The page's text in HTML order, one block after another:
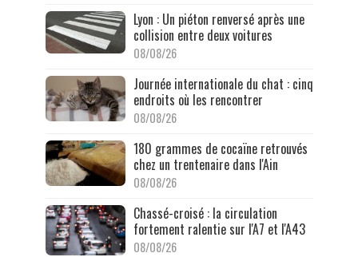
Lyon : Un piéton renversé après une
collision entre deux voitures
08/08/26
Journée internationale du chat : cinq
endroits où les rencontrer
08/08/26
180 grammes de cocaïne retrouvés
chez un trentenaire dans l'Ain
08/08/26
Chassé-croisé : la circulation
fortement ralentie sur l'A7 et l'A43
08/08/26